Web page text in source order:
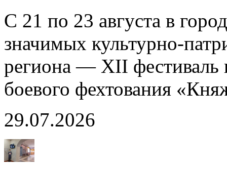
С 21 по 23 августа в
значимых культурно-
региона — XII фестиваль
боевого фехтования
29.07.2026